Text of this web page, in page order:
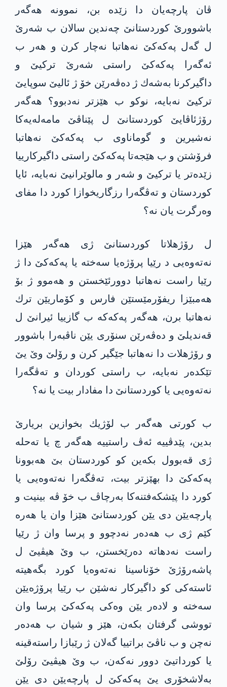
ڤان پارچه‌‌یان دا زێده‌ بن، نموونه‌ هه‌گه‌ر
باشوورێ كوردستانێ چه‌ندین سالان ب شه‌رێ
ل گه‌ل په‌كه‌كێ نه‌هاتبا نه‌چار كرن و هه‌ر ب
ئه‌گه‌را په‌كه‌كێ راستی شه‌رێ تركیێ و
داگیركرنا به‌شه‌ك ژ ده‌ڤه‌رێن خۆ‌ ژ ئالیێ سوپایێ
تركیێ نه‌بایه‌، نوكو ب هێزتر نه‌دبوو؟ هه‌گه‌ر
رۆژئاڤایێ كوردستانێ ل پێناڤێ مامه‌له‌یه‌كا
نه‌شیرین و گوماناوی ب په‌كه‌كێ نه‌هاتبا
فرۆشتن و ب هێجه‌تا په‌كه‌كێ راستی داگیركارییا
زێده‌تر یا تركیێ و شه‌ر و مالوێرانیێ نه‌بایه‌، ئایا
كوردستان و ته‌ڤگه‌را رزگاریخوازا كورد دا مفای
وه‌رگرت یان نه‌؟
ل رۆژهلاتا كوردستانێ ژی هه‌گه‌ر هێزا
نه‌ته‌وه‌یی د رێیا پرۆژه‌یا سه‌خته‌ یا په‌كه‌كێ دا‌ ژ
رێیا راست نه‌هاتبا دوورئێخستن و هه‌موو ژ بۆ
هه‌مبێزا ریفۆرمێستێن فارس و كۆماریێن ترك
نه‌هاتبا برن، هه‌گه‌ر په‌كه‌كه‌ ب گازییا ئیرانێ ل
قه‌ندیلێ و ده‌ڤه‌رێن سنۆری یێن ناڤبه‌را باشوور
و رۆژهلات دا نه‌هاتبا جێگیر كرن و رۆلێ وێ یێ
تێكده‌ر نه‌بایه‌، ب راستی كوردان و ته‌ڤگه‌را
نه‌ته‌وه‌یی یا كوردستانێ دا مفادار بیت یا نه‌؟
ب كورتی هه‌گه‌ر ب لۆژیك بخوازین بریارێ
بدین، پێدڤییه‌ ئه‌ڤ راستییه‌ هه‌گه‌ر چ یا ته‌حله‌
ژی قه‌بوول بكه‌ین كو كوردستان بێ هه‌بوونا
په‌كه‌كێ دا بهێزتر بیت، ته‌ڤگه‌را نه‌ته‌وه‌یی یا
كورد دا پێشكه‌فتنه‌كا به‌رچاڤ ب خۆ‌ ڤه‌ بینیت و
پارچه‌‌یێن دی یێن كوردستانێ هێزا وان یا هه‌ره‌
كێم ژی ب هه‌ده‌ر نه‌دچوو و پرسا وان ژ رێیا
راست نه‌دهاته‌ ده‌رێخستن، ب وێ هیڤیێ ل
پاشه‌رۆژێ خۆ‌ناسینا نه‌ته‌وه‌یا كورد بگه‌هیته‌
ئاسته‌كی كو داگیركار نه‌شێن ب رێیا پرۆژه‌یێن
سه‌خته‌ و لاده‌ر یێن وه‌كی په‌كه‌كێ پرسا وان
تووشی گرفتان بكه‌ن، هێز و شیان ب هه‌ده‌ر
نه‌چن و ب ناڤێ براتییا گه‌لان ژ رێبازا راسته‌قینه‌
یا كورداتیێ دوور نه‌كه‌ن، ب وێ هیڤیێ رۆلێ
به‌لاشخۆری یێ په‌كه‌كێ ل پارچه‌‌یێن دی یێن